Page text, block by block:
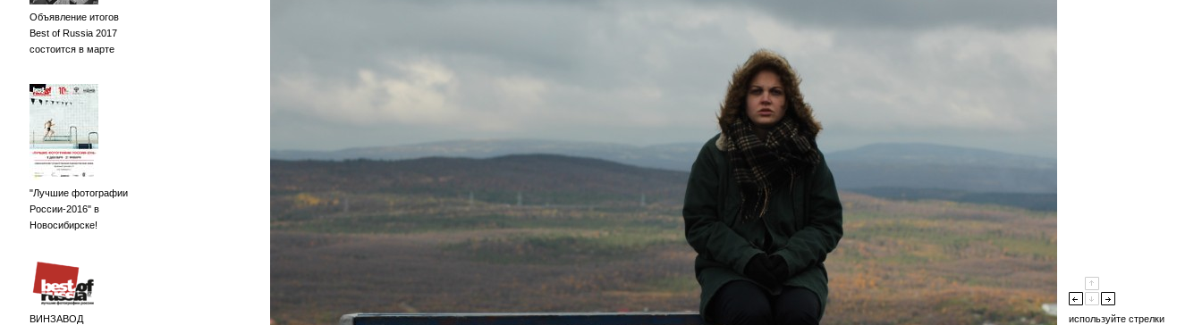
Объявление итогов
Best of Russia 2017
состоится в марте
"Лучшие фотографии
России-2016" в
Новосибирске!
ВИНЗАВОД
используйте стрелки